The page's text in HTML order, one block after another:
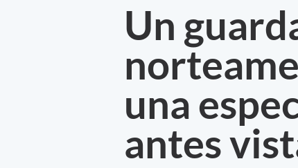
Un
una
antes